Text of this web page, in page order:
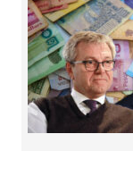
kommer
på 1,5 öre till
Wesports, går
sportdrycker